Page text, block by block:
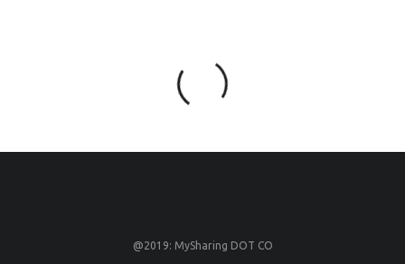
@2019: MySharing DOT CO